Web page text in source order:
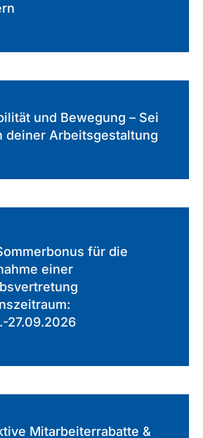
und Bewegung – Sei
deiner Arbeitsgestaltung
für die
einer
27.09.2026
Mitarbeiterrabatte &